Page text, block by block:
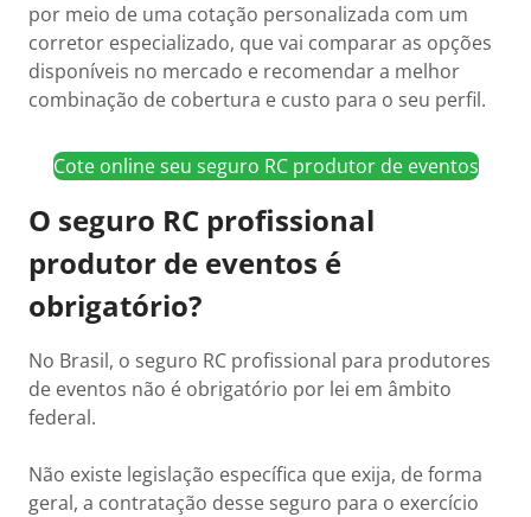
por meio de uma cotação personalizada com um
corretor especializado, que vai comparar as opções
disponíveis no mercado e recomendar a melhor
combinação de cobertura e custo para o seu perfil.
Cote online seu seguro RC produtor de eventos
O seguro RC profissional
produtor de eventos é
obrigatório?
No Brasil, o seguro RC profissional para produtores
de eventos não é obrigatório por lei em âmbito
federal.
Não existe legislação específica que exija, de forma
geral, a contratação desse seguro para o exercício